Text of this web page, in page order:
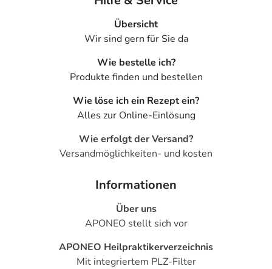
Übersicht
Wir sind gern für Sie da
Wie bestelle ich?
Produkte finden und bestellen
Wie löse ich ein Rezept ein?
Alles zur Online-Einlösung
Wie erfolgt der Versand?
Versandmöglichkeiten- und kosten
Informationen
Über uns
APONEO stellt sich vor
APONEO Heilpraktikerverzeichnis
Mit integriertem PLZ-Filter